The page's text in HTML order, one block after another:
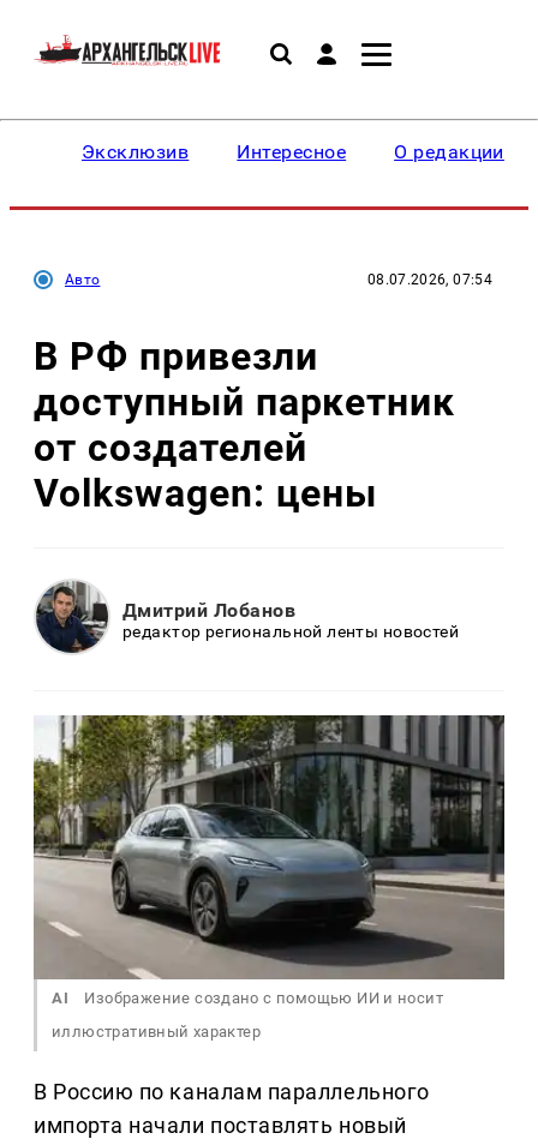
Эксклюзив Интересное О редакции
Авто 08.07.2026, 07:54
В РФ привезли
доступный паркетник
от создателей
Volkswagen: цены
Дмитрий Лобанов
редактор региональной ленты новостей
AI
Изображение создано с помощью ИИ и носит
иллюстративный характер
В Россию по каналам параллельного
импорта начали поставлять новый